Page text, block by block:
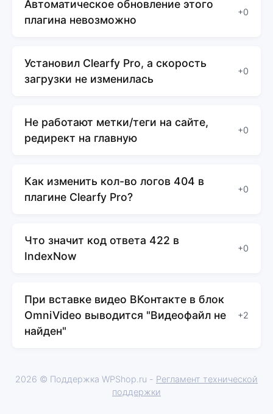
Автоматическое обновление этого
плагина невозможно
+0
Установил Clearfy Pro, а скорость
загрузки не изменилась
+0
Не работают метки/теги на сайте,
редирект на главную
+0
Как изменить кол-во логов 404 в
плагине Clearfy Pro?
+0
Что значит код ответа 422 в
IndexNow
+0
При вставке видео ВКонтакте в блок
OmniVideo выводится "Видеофайл не
найден"
+2
2026 © Поддержка WPShop.ru - Регламент технической
поддержки